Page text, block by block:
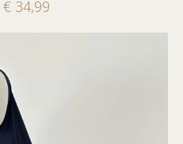
€34,99